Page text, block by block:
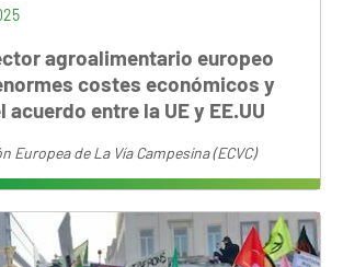
agroalimentario europeo
costes económicos y
entre la UE y EE.UU
Europea de La Vía Campesina (ECVC)